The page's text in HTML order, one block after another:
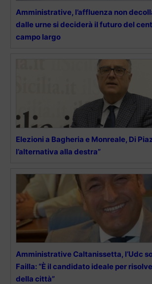
Amministrative, l’affluenza non
dalle urne si deciderà il futuro del
campo largo
Elezioni a Bagheria e Monreale, Di
l’alternativa alla destra”
Amministrative Caltanissetta, l’Udc
Failla: “È il candidato ideale per
della città”